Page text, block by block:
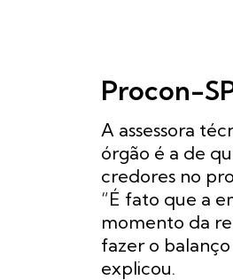
Procon-
A assessora
órgão é a de
credores no
“É fato que a
momento da
fazer o
explicou.